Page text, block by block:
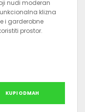
nudi moderan
klizna
i garderobne
prostor.
KUPI ODMAH